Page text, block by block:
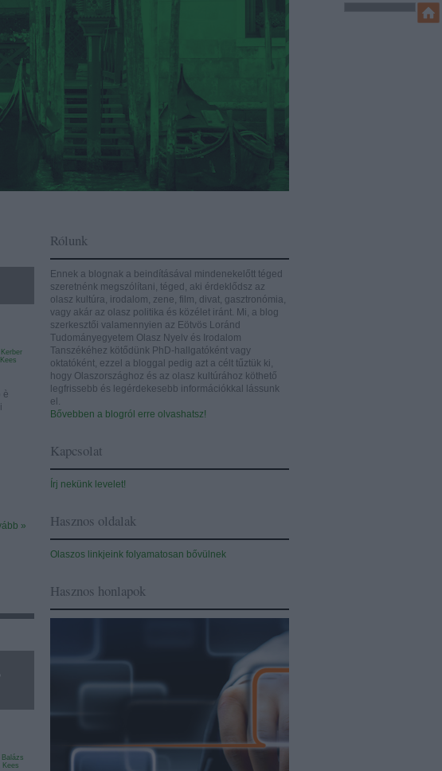
Rólunk
Ennek a blognak a beindításával mindenekelőtt téged
szeretnénk megszólítani, téged, aki érdeklődsz az
olasz kultúra, irodalom, zene, film, divat, gasztronómia,
vagy akár az olasz politika és közélet iránt. Mi, a blog
szerkesztői valamennyien az Eötvös Loránd
Tudományegyetem Olasz Nyelv és Irodalom
Tanszékéhez kötődünk PhD-hallgatóként vagy
oktatóként, ezzel a bloggal pedig azt a célt tűztük ki,
hogy Olaszországhoz és az olasz kultúrához köthető
legfrissebb és legérdekesebb információkkal lássunk
el.
Bővebben a blogról erre olvashatsz!
Kapcsolat
Írj nekünk levelet!
Hasznos oldalak
Olaszos linkjeink folyamatosan bővülnek
Hasznos honlapok
Kerber
Kees
è
»
Balázs
Kees